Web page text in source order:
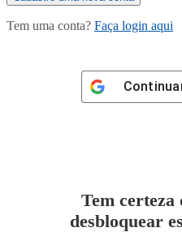
Tem uma conta? Faça login aqui
Tem certeza
desbloquear